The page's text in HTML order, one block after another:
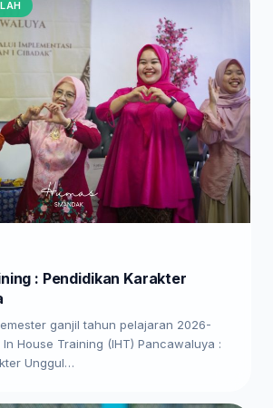
: Pendidikan Karakter
ganjil tahun pelajaran 2026-
House Training (IHT) Pancawaluya :
Unggul…